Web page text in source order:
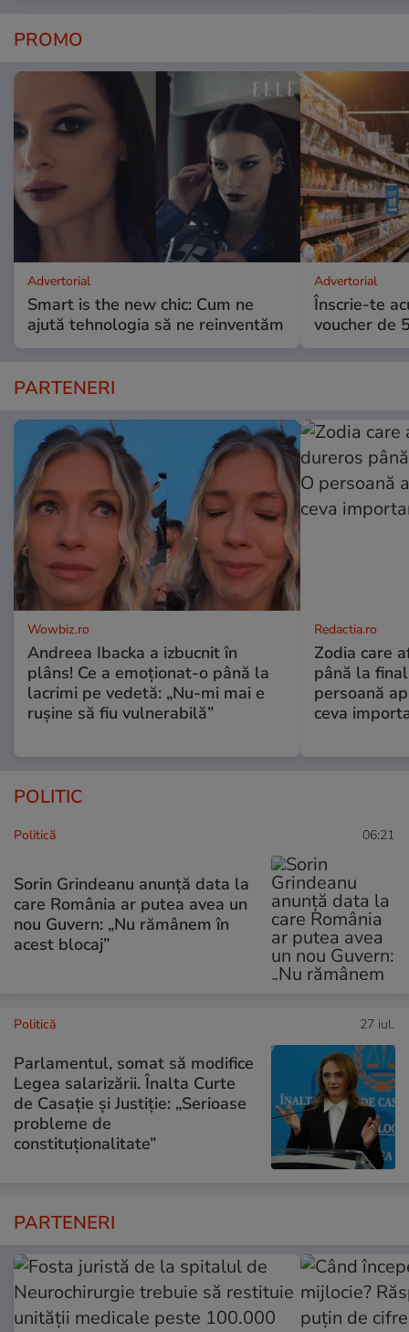
PROMO
Advertorial
Smart is the new chic: Cum ne
ajută tehnologia să ne reinventăm
Advertorial
Înscrie-te
voucher de
PARTENERI
Wowbiz.ro
Andreea Ibacka a izbucnit în
plâns! Ce a emoționat-o până la
lacrimi pe vedetă: „Nu-mi mai e
rușine să fiu vulnerabilă”
Redactia.ro
Zodia care
până la
persoană
ceva
POLITIC
Politică 06:21
Sorin Grindeanu anunță data la
care România ar putea avea un
nou Guvern: „Nu rămânem în
acest blocaj”
Politică 27 iul.
Parlamentul, somat să modifice
Legea salarizării. Înalta Curte
de Casație și Justiție: „Serioase
probleme de
constituționalitate”
PARTENERI